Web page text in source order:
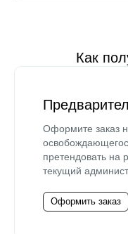
Как
Оформите заказ
претендовать на
текущий
Оформить заказ